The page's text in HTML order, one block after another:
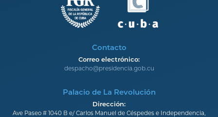
Contacto
Correo electrónico:
despacho@presidencia.gob.cu
Palacio de La Revolución
Dirección:
Ave Paseo # 1040 B e/ Carlos Manuel de Céspedes e Independencia,